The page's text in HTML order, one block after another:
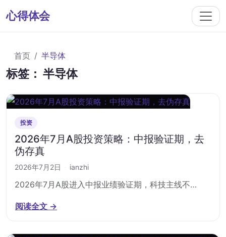
心得体会
首页 半导体
标签：半导体
投资
2026年7月A股投资策略：中报验证期，去
伪存真
2026年7月2日 ianzhi
2026年7月A股进入中报业绩验证期，科技主线不…
阅读全文 →